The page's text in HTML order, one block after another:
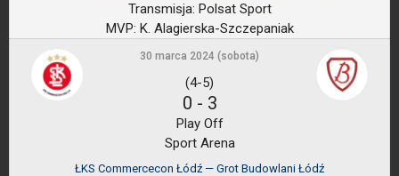
Transmisja: Polsat Sport
MVP: K. Alagierska-Szczepaniak
30 marca 2024 (sobota)
(4-5)
0 - 3
Play Off
Sport Arena
ŁKS Commercecon Łódź — Grot Budowlani Łódź